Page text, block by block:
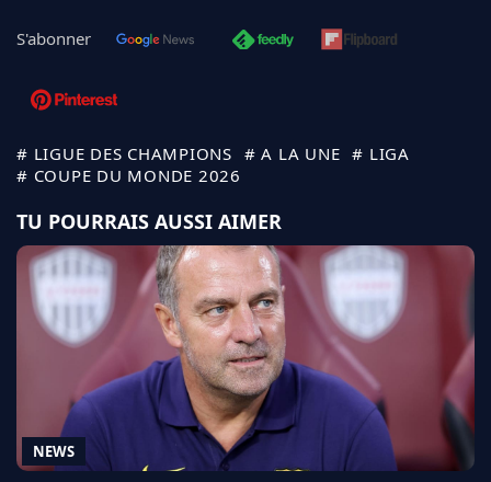
S'abonner
# LIGUE DES CHAMPIONS # A LA UNE # LIGA
# COUPE DU MONDE 2026
TU POURRAIS AUSSI AIMER
NEWS